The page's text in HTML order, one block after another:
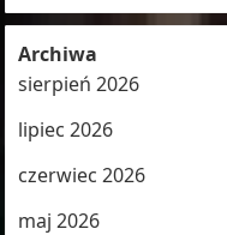
Archiwa
sierpień 2026
lipiec 2026
czerwiec 2026
maj 2026